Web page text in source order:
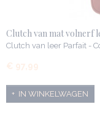
Clutch van mat volnerf
Clutch van leer Parfait -
€ 97,99
IN WINKELWAGEN